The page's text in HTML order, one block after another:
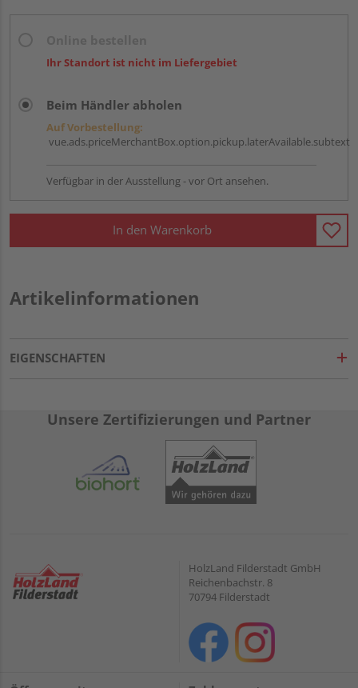
Ihr Standort ist nicht im Liefergebiet
Beim Händler abholen
Auf Vorbestellung:
vue.ads.priceMerchantBox.option.pickup.laterAvailable.subtext
Verfügbar in der Ausstellung - vor Ort ansehen.
In den Warenkorb
Artikelinformationen
EIGENSCHAFTEN
Unsere Zertifizierungen und Partner
HolzLand Filderstadt GmbH
Reichenbachstr. 8
70794 Filderstadt